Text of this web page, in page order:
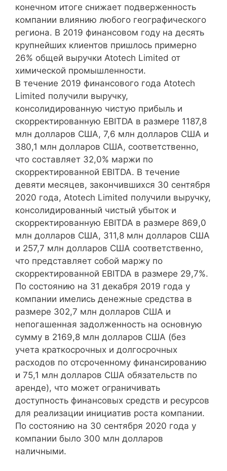
конечном итоге снижает подверженность
компании влиянию любого географического
региона. В 2019 финансовом году на десять
крупнейших клиентов пришлось примерно
26% общей выручки Atotech Limited от
химической промышленности.
В течение 2019 финансового года Atotech
Limited получили выручку,
консолидированную чистую прибыль и
скорректированную EBITDA в размере 1187,8
млн долларов США, 7,6 млн долларов США и
380,1 млн долларов США, соответственно,
что составляет 32,0% маржи по
скорректированной EBITDA. В течение
девяти месяцев, закончившихся 30 сентября
2020 года, Atotech Limited получили выручку,
консолидированный чистый убыток и
скорректированную EBITDA в размере 869,0
млн долларов США, 311,8 млн долларов США
и 257,7 млн ​​долларов США соответственно,
что представляет собой маржу по
скорректированной EBITDA в размере 29,7%.
По состоянию на 31 декабря 2019 года у
компании имелись денежные средства в
размере 302,7 млн ​​долларов США и
непогашенная задолженность на основную
сумму в 2169,8 млн долларов США (без
учета краткосрочных и долгосрочных
расходов по отсроченному финансированию
и 75,1 млн долларов США обязательств по
аренде), что может ограничивать
доступность финансовых средств и ресурсов
для реализации инициатив роста компании.
По состоянию на 30 сентября 2020 года у
компании было 300 млн долларов
наличными.